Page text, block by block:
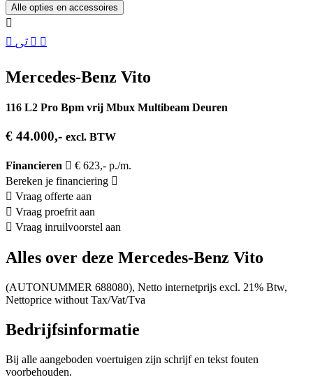
Alle opties en accessoires
Mercedes-Benz Vito
116 L2 Pro Bpm vrij Mbux Multibeam Deuren
€ 44.000,- excl. BTW
Financieren
€ 623,- p./m.
Bereken je financiering
Vraag offerte aan
Vraag proefrit aan
Vraag inruilvoorstel aan
Alles over deze Mercedes-Benz Vito
(AUTONUMMER 688080), Netto internetprijs excl. 21% Btw,
Nettoprice without Tax/Vat/Tva
Bedrijfsinformatie
Bij alle aangeboden voertuigen zijn schrijf en tekst fouten
voorbehouden.